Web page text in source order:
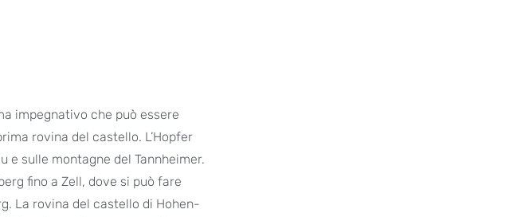
impegnativo che può essere
rovina del castello. L’Hopfer
e sulle montagne del Tannheimer.
fino a Zell, dove si può fare
La rovina del castello di Hohen-